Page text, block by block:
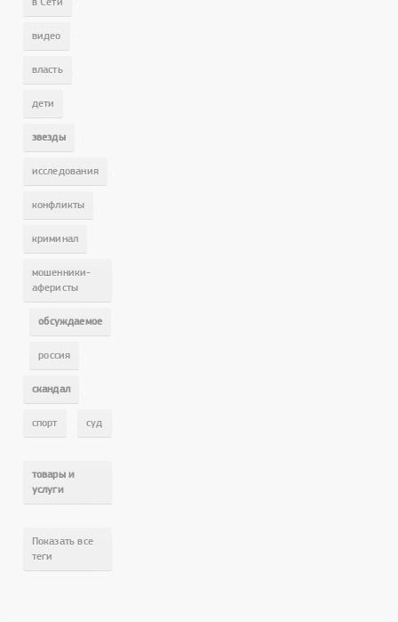
видео
власть
дети
звезды
исследования
конфликты
криминал
мошенники-
аферисты
обсуждаемое
россия
скандал
спорт суд
товары и
услуги
Показать все
теги